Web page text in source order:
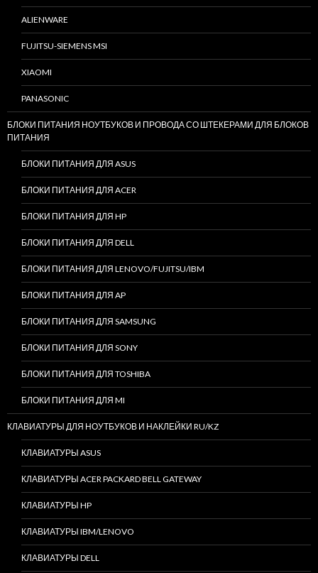
ALIENWARE
FUJITSU-SIEMENS MSI
XIAOMI
PANASONIC
БЛОКИ ПИТАНИЯ НОУТБУКОВ И ПРОВОДА СО ШТЕКЕРАМИ ДЛЯ БЛОКОВ
ПИТАНИЯ
БЛОКИ ПИТАНИЯ ДЛЯ ASUS
БЛОКИ ПИТАНИЯ ДЛЯ ACER
БЛОКИ ПИТАНИЯ ДЛЯ HP
БЛОКИ ПИТАНИЯ ДЛЯ DELL
БЛОКИ ПИТАНИЯ ДЛЯ LENOVO/FUJITSU/IBM
БЛОКИ ПИТАНИЯ ДЛЯ AP
БЛОКИ ПИТАНИЯ ДЛЯ SAMSUNG
БЛОКИ ПИТАНИЯ ДЛЯ SONY
БЛОКИ ПИТАНИЯ ДЛЯ TOSHIBA
БЛОКИ ПИТАНИЯ ДЛЯ MI
КЛАВИАТУРЫ ДЛЯ НОУТБУКОВ И НАКЛЕЙКИ RU/KZ
КЛАВИАТУРЫ ASUS
КЛАВИАТУРЫ ACER PACKARD BELL GATEWAY
КЛАВИАТУРЫ HP
КЛАВИАТУРЫ IBM/LENOVO
КЛАВИАТУРЫ DELL